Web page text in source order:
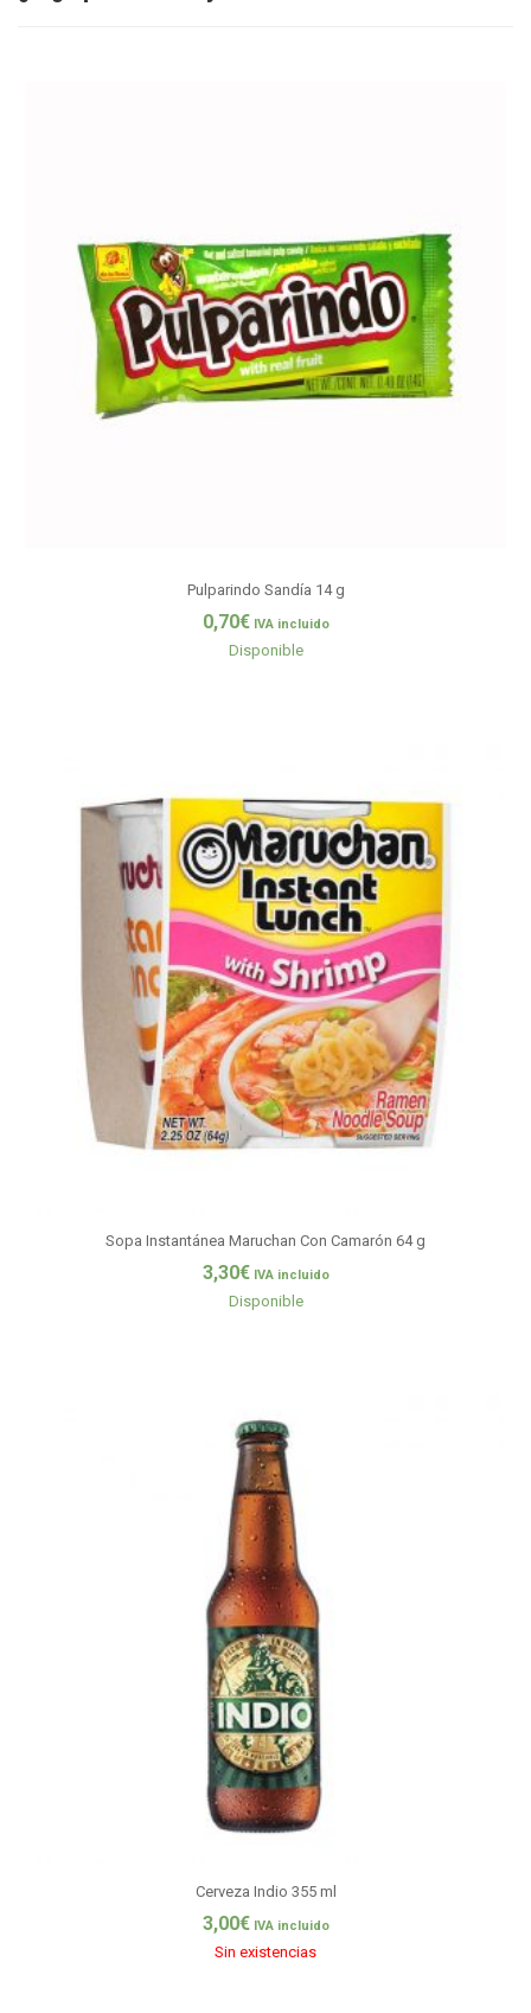
Pulparindo Sandía 14 g
0,70€ IVA incluido
Disponible
Sopa Instantánea Maruchan Con Camarón 64 g
3,30€ IVA incluido
Disponible
Cerveza Indio 355 ml
3,00€ IVA incluido
Sin existencias